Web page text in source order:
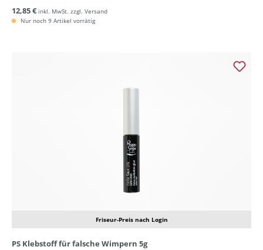
12,85 € inkl. MwSt. zzgl. Versand
Nur noch 9 Artikel vorrätig
Friseur-Preis nach Login
PS Klebstoff für falsche Wimpern 5g